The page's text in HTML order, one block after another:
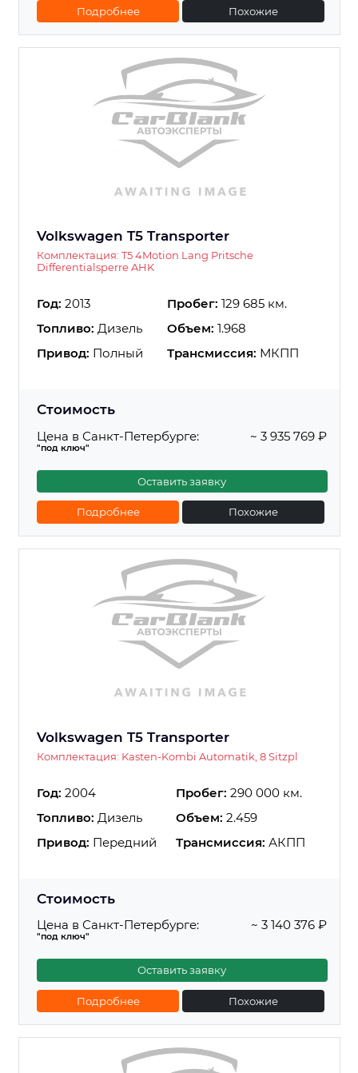
Подробнее Похожие
Volkswagen T5 Transporter
Комплектация: T5 4Motion Lang Pritsche
Differentialsperre AHK
Год: 2013 Пробег: 129 685 км.
Топливо: Дизель Объем: 1.968
Привод: Полный Трансмиссия: МКПП
Стоимость
Цена в Санкт-Петербурге:
"под ключ"
~ 3 935 769 ₽
Оставить заявку
Подробнее Похожие
Volkswagen T5 Transporter
Комплектация: Kasten-Kombi Automatik, 8 Sitzpl
Год: 2004 Пробег: 290 000 км.
Топливо: Дизель Объем: 2.459
Привод: Передний Трансмиссия: АКПП
Стоимость
Цена в Санкт-Петербурге:
"под ключ"
~ 3 140 376 ₽
Оставить заявку
Подробнее Похожие